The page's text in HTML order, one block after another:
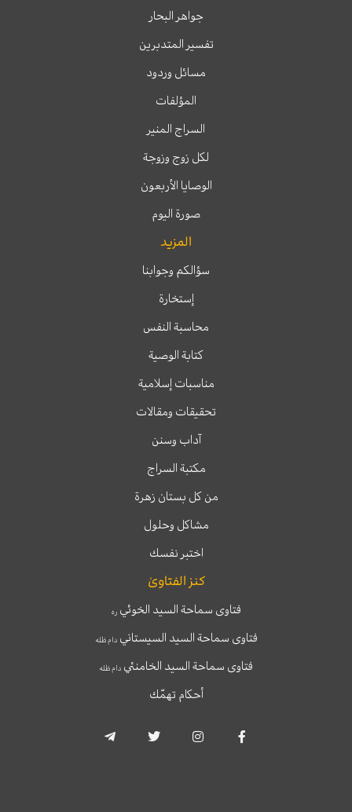
جواهر البحار
تفسير المتدبرين
مسائل وردود
المؤلفات
السراج المنير
لكل زوج وزوجة
الوصايا الأربعون
صورة اليوم
المزيد
سؤالكم وجوابنا
إستخارة
محاسبة النفس
كتابة الوصية
مناسبات إسلامية
تحقيقات ومقالات
آداب وسنن
مكتبة السراج
من كل بستان زهرة
مشاكل وحلول
اختبر نفسك
كنز الفتاوىٰ
فتاوى سماحة السيد الخوئيره
فتاوى سماحة السيد السيستانيدام ظله
فتاوى سماحة السيد الخامنئي دام ظله
أحكام تهمّك
a
c
s
i
l